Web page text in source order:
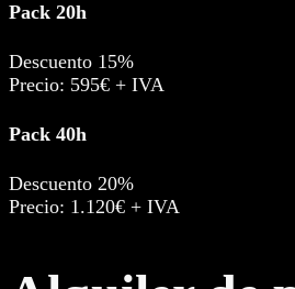
Pack 20h
Descuento 15%
Precio: 595€ + IVA
Pack 40h
Descuento 20%
Precio: 1.120€ + IVA